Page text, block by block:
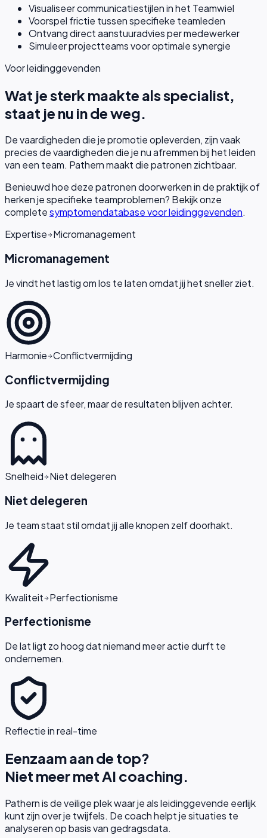
Visualiseer communicatiestijlen in het Teamwiel
Voorspel frictie tussen specifieke teamleden
Ontvang direct aanstuuradvies per medewerker
Simuleer projectteams voor optimale synergie
Voor leidinggevenden
Wat je sterk maakte als specialist,
staat je nu in de weg.
De vaardigheden die je promotie opleverden, zijn vaak
precies de vaardigheden die je nu afremmen bij het leiden
van een team. Pathern maakt die patronen zichtbaar.
Benieuwd hoe deze patronen doorwerken in de praktijk of
herken je specifieke teamproblemen? Bekijk onze
completesymptomendatabase voor leidinggevenden.
Expertise Micromanagement
Micromanagement
Je vindt het lastig om los te laten omdat jij het sneller ziet.
Harmonie Conflictvermijding
Conflictvermijding
Je spaart de sfeer, maar de resultaten blijven achter.
Snelheid Niet delegeren
Niet delegeren
Je team staat stil omdat jij alle knopen zelf doorhakt.
Kwaliteit Perfectionisme
Perfectionisme
De lat ligt zo hoog dat niemand meer actie durft te
ondernemen.
Reflectie in real-time
Eenzaam aan de top?
Niet meer met AI coaching.
Pathern is de veilige plek waar je als leidinggevende eerlijk
kunt zijn over je twijfels. De coach helpt je situaties te
analyseren op basis van gedragsdata.